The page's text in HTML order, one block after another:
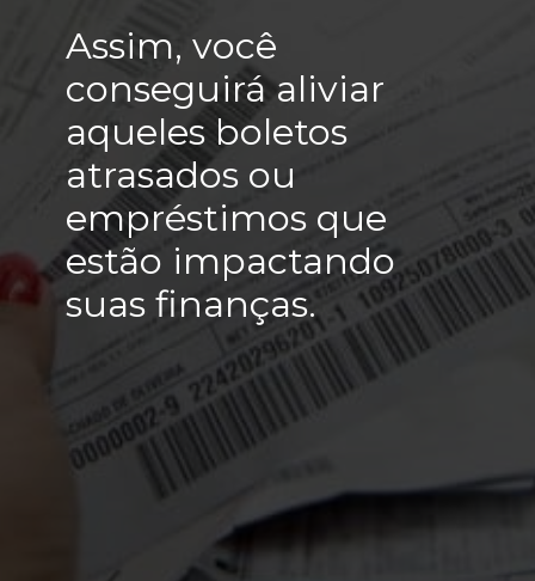
Assim, você
conseguirá aliviar
aqueles boletos
atrasados ou
empréstimos que
estão impactando
suas finanças.